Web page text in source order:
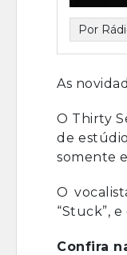
Por
As
O Thirty
de
somente
O
“Stuck”,
Confira